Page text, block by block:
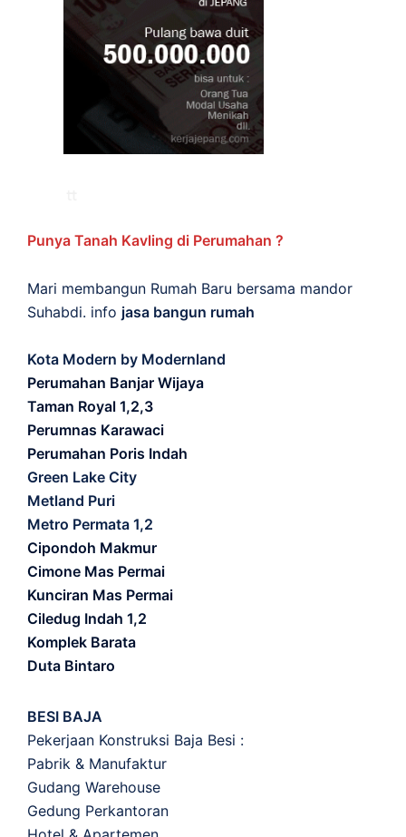
Punya Tanah Kavling di Perumahan ?
Mari membangun Rumah Baru bersama mandor
Suhabdi. info jasa bangun rumah
Kota Modern by Modernland
Perumahan Banjar Wijaya
Taman Royal 1,2,3
Perumnas Karawaci
Perumahan Poris Indah
Green Lake City
Metland Puri
Metro Permata 1,2
Cipondoh Makmur
Cimone Mas Permai
Kunciran Mas Permai
Ciledug Indah 1,2
Komplek Barata
Duta Bintaro
BESI BAJA
Pekerjaan Konstruksi Baja Besi :
Pabrik & Manufaktur
Gudang Warehouse
Gedung Perkantoran